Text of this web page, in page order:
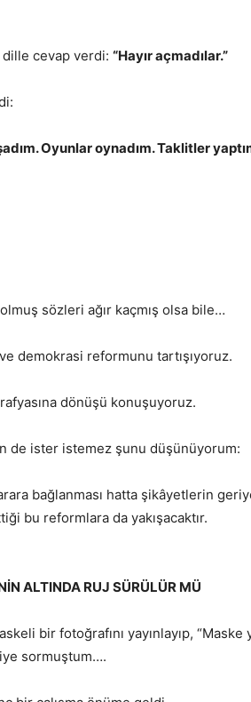
cevap verdi: “Hayır açmadılar.”
Oyunlar oynadım. Taklitler
sözleri ağır kaçmış olsa bile…
demokrasi reformunu tartışıyoruz.
dönüşü konuşuyoruz.
de ister istemez şunu düşünüyorum:
bağlanması hatta şikâyetlerin
bu reformlara da yakışacaktır.
ALTINDA RUJ SÜRÜLÜR MÜ
bir fotoğrafını yayınlayıp, “Maske
sormuştum….